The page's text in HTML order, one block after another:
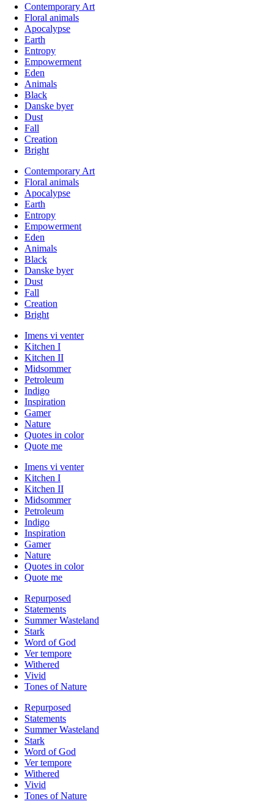
Contemporary Art
Floral animals
Apocalypse
Earth
Entropy
Empowerment
Eden
Animals
Black
Danske byer
Dust
Fall
Creation
Bright
Contemporary Art
Floral animals
Apocalypse
Earth
Entropy
Empowerment
Eden
Animals
Black
Danske byer
Dust
Fall
Creation
Bright
Imens vi venter
Kitchen I
Kitchen II
Midsommer
Petroleum
Indigo
Inspiration
Gamer
Nature
Quotes in color
Quote me
Imens vi venter
Kitchen I
Kitchen II
Midsommer
Petroleum
Indigo
Inspiration
Gamer
Nature
Quotes in color
Quote me
Repurposed
Statements
Summer Wasteland
Stark
Word of God
Ver tempore
Withered
Vivid
Tones of Nature
Repurposed
Statements
Summer Wasteland
Stark
Word of God
Ver tempore
Withered
Vivid
Tones of Nature